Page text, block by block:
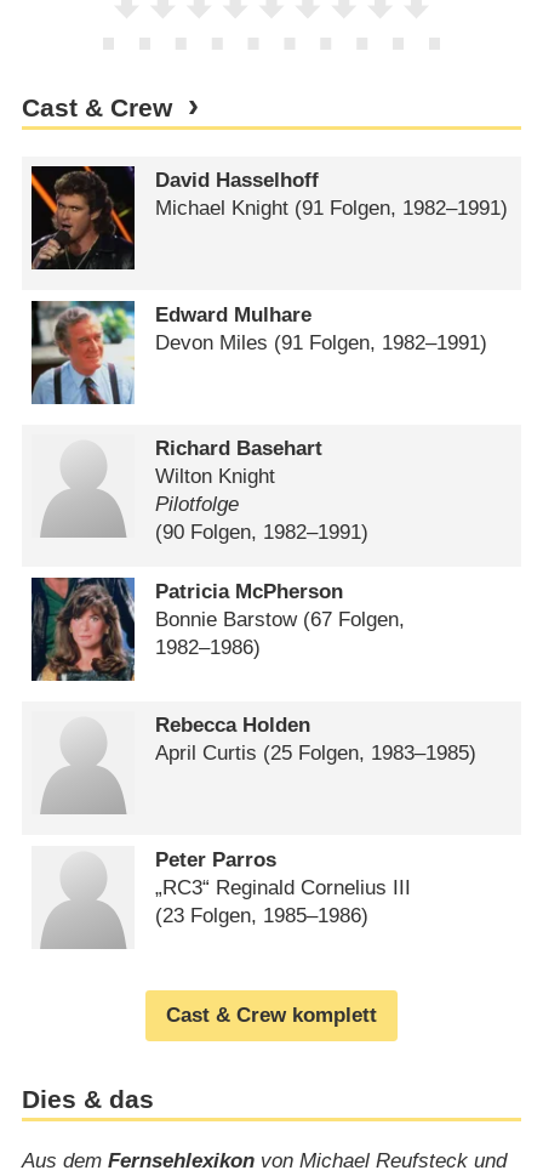
Cast & Crew
David Hasselhoff
Michael Knight (91 Folgen, 1982⁠–⁠1991)
Edward Mulhare
Devon Miles (91 Folgen, 1982⁠–⁠1991)
Richard Basehart
Wilton Knight
Pilotfolge
(90 Folgen, 1982⁠–⁠1991)
Patricia McPherson
Bonnie Barstow(67 Folgen,
1982⁠–⁠1986)
Rebecca Holden
April Curtis (25 Folgen, 1983⁠–⁠1985)
Peter Parros
„RC3“ Reginald Cornelius III
(23 Folgen, 1985⁠–⁠1986)
Cast & Crew komplett
Dies & das
Aus dem Fernsehlexikonvon Michael Reufsteck und